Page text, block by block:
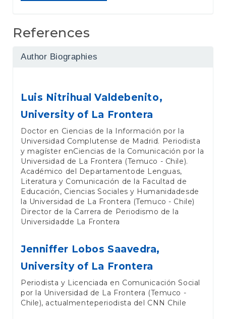
References
Author Biographies
Luis Nitrihual Valdebenito,
University of La Frontera
Doctor en Ciencias de la Información por la
Universidad Complutense de Madrid. Periodista
y magíster enCiencias de la Comunicación por la
Universidad de La Frontera (Temuco - Chile).
Académico del Departamentode Lenguas,
Literatura y Comunicación de la Facultad de
Educación, Ciencias Sociales y Humanidadesde
la Universidad de La Frontera (Temuco - Chile)
Director de la Carrera de Periodismo de la
Universidadde La Frontera
Jenniffer Lobos Saavedra,
University of La Frontera
Periodista y Licenciada en Comunicación Social
por la Universidad de La Frontera (Temuco -
Chile), actualmenteperiodista del CNN Chile